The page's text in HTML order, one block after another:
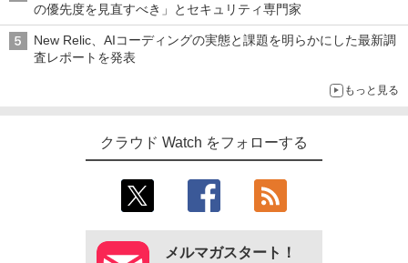
の優先度を見直すべき」とセキュリティ専門家
New Relic、AIコーディングの実態と課題を明らかにした最新調
査レポートを発表
もっと見る
クラウド Watch をフォローする
メルマガスタート！